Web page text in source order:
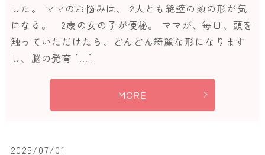
した。 ママのお悩みは、 2人とも絶壁の頭の形が気
になる。 2歳の女の子が便秘。 ママが、毎日、頭を
触っていただけたら、どんどん綺麗な形になります
し、脳の発育 […]
MORE
2025/07/01